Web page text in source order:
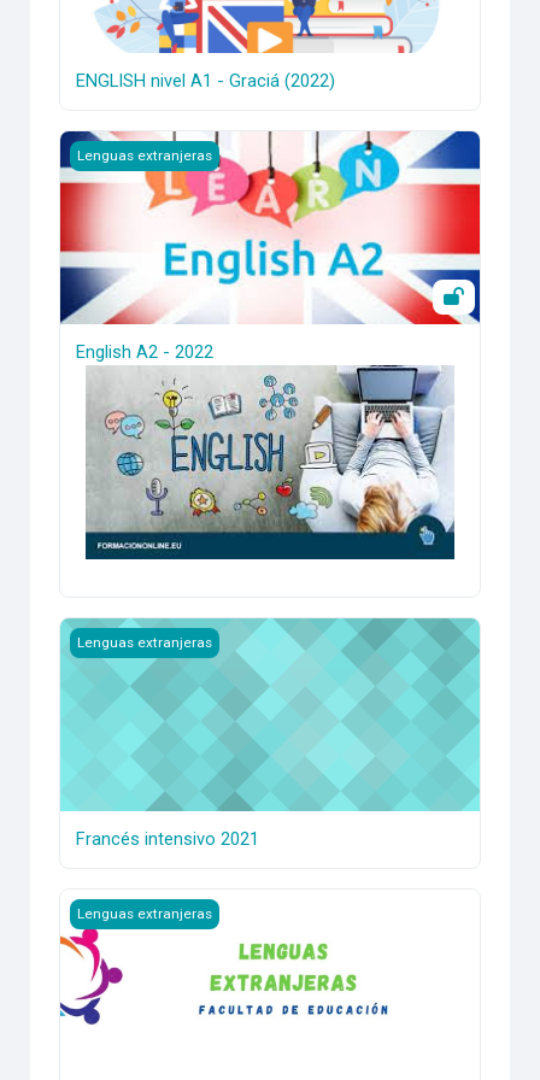
ENGLISH nivel A1 - Graciá (2022)
English A2 - 2022
Lenguas extranjeras
English A2 - 2022
Francés intensivo 2021
Lenguas extranjeras
Francés intensivo 2021
English A1 - 2022
Lenguas extranjeras